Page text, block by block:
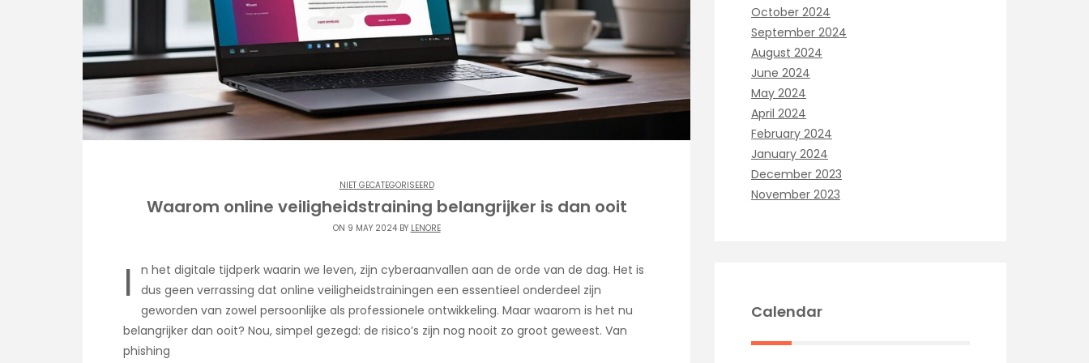
NIET GECATEGORISEERD
Waarom online veiligheidstraining belangrijker is dan ooit
ON 9 MAY 2024 BY LENORE
I
n het digitale tijdperk waarin we leven, zijn cyberaanvallen aan de orde van de dag. Het is
dus geen verrassing dat online veiligheidstrainingen een essentieel onderdeel zijn
geworden van zowel persoonlijke als professionele ontwikkeling. Maar waarom is het nu
belangrijker dan ooit? Nou, simpel gezegd: de risico’s zijn nog nooit zo groot geweest. Van
phishing
October 2024
September 2024
August 2024
June 2024
May 2024
April 2024
February 2024
January 2024
December 2023
November 2023
Calendar